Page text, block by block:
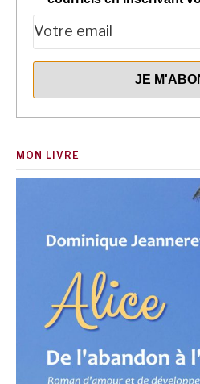
MON LIVRE